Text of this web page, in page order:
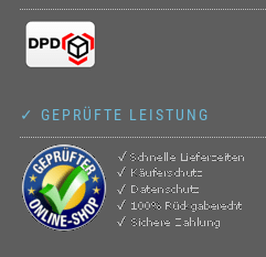
✓ GEPRÜFTE LEISTUNG